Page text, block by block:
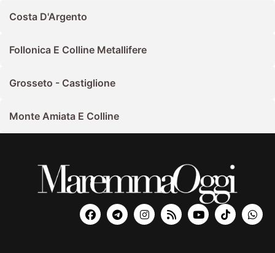
Costa D'Argento
Follonica E Colline Metallifere
Grosseto - Castiglione
Monte Amiata E Colline